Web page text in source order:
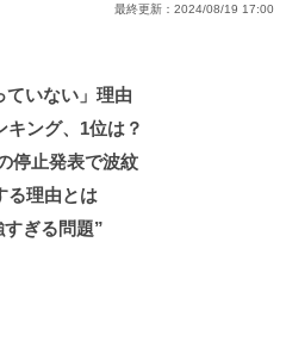
最終更新： 2024/08/19 17:00
ていない」理由
ング、1位は？
停止発表で波紋
る理由とは
ぎる問題”